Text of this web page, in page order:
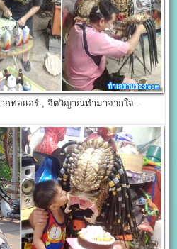
กท่อแอร์ , จิตวิญาณทำมาจากใจ..